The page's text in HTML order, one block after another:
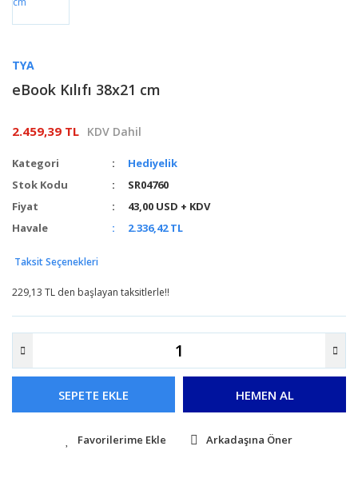
TYA
eBook Kılıfı 38x21 cm
2.459,39 TL KDV Dahil
Kategori
Hediyelik
Stok Kodu
SR04760
Fiyat
43,00 USD + KDV
Havale
2.336,42 TL
Taksit Seçenekleri
229,13 TL den başlayan taksitlerle!!
SEPETE EKLE HEMEN AL
Arkadaşına Öner